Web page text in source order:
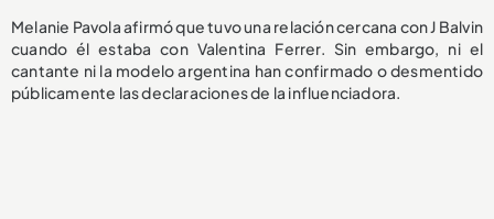
Melanie Pavola afirmó que tuvo una relación cercana con J Balvin
cuando él estaba con Valentina Ferrer. Sin embargo, ni el
cantante ni la modelo argentina han confirmado o desmentido
públicamente las declaraciones de la influenciadora.